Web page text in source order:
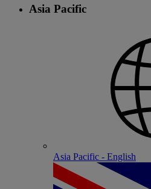
Asia Pacific
Asia Pacific - English